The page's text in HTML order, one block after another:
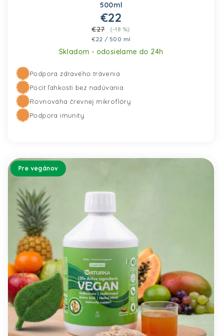
500ml
€22
€27
(–18 %)
Jednotková cena:
€22 / 500 ml
Skladom - odosielame do 24h
Podpora zdravého trávenia
Pocit ľahkosti bez nadúvania
Rovnováha črevnej mikroflóry
Podpora imunity
Pre vegánov